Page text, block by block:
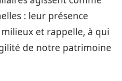
: leur présence
et rappelle, à qui
de notre patrimoine